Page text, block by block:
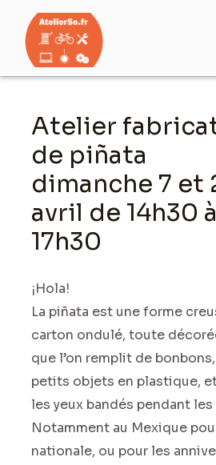
contenu
Atelier
de piñata
dimanche 7 et
avril de 14h30 à
17h30
¡Hola!
La piñata est une forme
carton ondulé, toute
que l’on remplit de
petits objets en plastique,
les yeux bandés pendant
Notamment au Mexique
nationale, ou pour les
Navigation
articles